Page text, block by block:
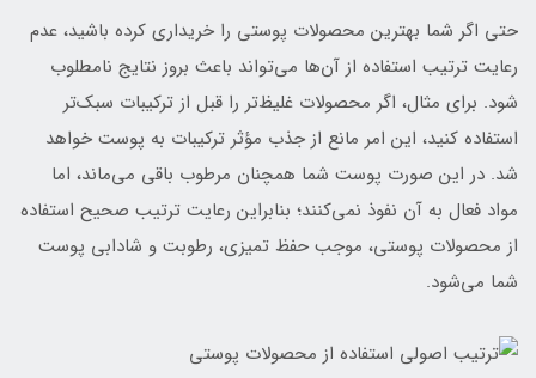
حتی اگر شما بهترین محصولات پوستی را خریداری کرده باشید، عدم
رعایت ترتیب استفاده از آن‌ها می‌تواند باعث بروز نتایج نامطلوب
شود. برای مثال، اگر محصولات غلیظ‌تر را قبل از ترکیبات سبک‌تر
استفاده کنید، این امر مانع از جذب مؤثر ترکیبات به پوست خواهد
شد. در این صورت پوست شما همچنان مرطوب باقی می‌ماند، اما
مواد فعال به آن نفوذ نمی‌کنند؛ بنابراین رعایت ترتیب صحیح استفاده
از محصولات پوستی، موجب حفظ تمیزی، رطوبت و شادابی پوست
شما می‌شود.